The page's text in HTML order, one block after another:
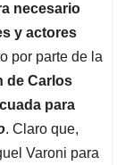
necesario
y actores
por parte de la
de Carlos
para
. Claro que,
Varoni para